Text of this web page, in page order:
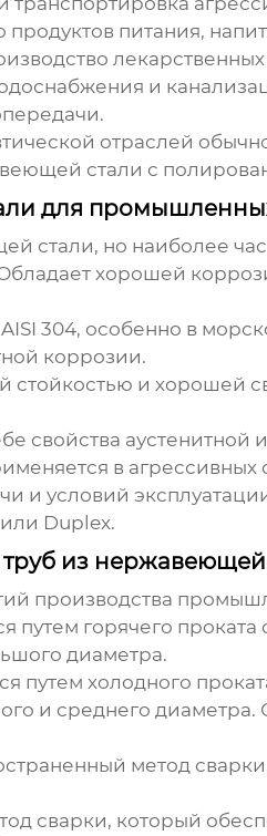
питания,
и
отраслей
стали с
для
стали, но наиболее
хорошей
304, особенно в
коррозии.
стойкостью и хорошей
свойства
в агрессивных
и условий
Duplex.
из нержавеющей
производства
путем горячего проката
диаметра.
путем холодного
и среднего
метод
сварки, который